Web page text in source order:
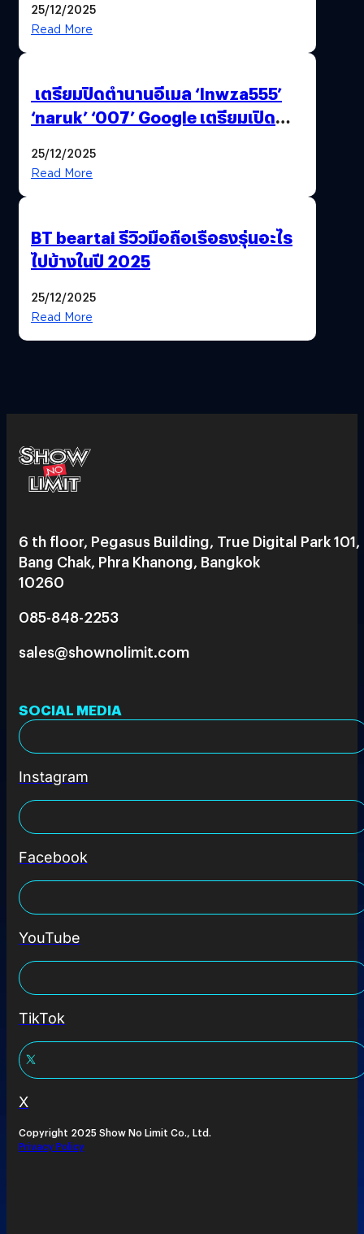
25/12/2025
Read More
เตรียมปิดตำนานอีเมล ‘lnwza555’
‘naruk’ ‘007’ Google เตรียมเปิด
25/12/2025
Read More
BT beartai รีวิวมือถือเรือธงรุ่นอะไร
ไปบ้างในปี 2025
25/12/2025
Read More
6 th floor, Pegasus Building, True Digital Park 101,
Bang Chak, Phra Khanong, Bangkok
10260
085-848-2253
sales@shownolimit.com
SOCIAL MEDIA
Instagram
Facebook
YouTube
TikTok
X
Copyright 2025 Show No Limit Co., Ltd.
Privacy Policy